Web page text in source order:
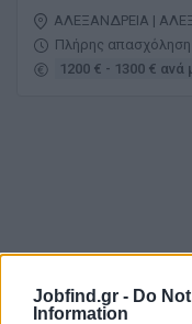
Jobfind.gr - Do
Information
ΑΛΕΞΑΝΔΡΕΙΑ |
Πλήρης απασχόληση
1200 € - 1300 €